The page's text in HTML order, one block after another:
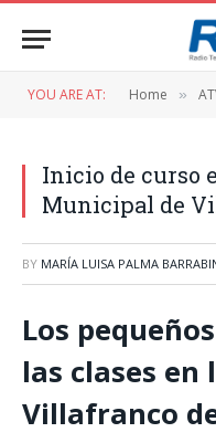
YOU ARE AT: Home »
Inicio de curso
Municipal de
BY MARÍA LUISA PALMA
Los
las clases en
Villafranco